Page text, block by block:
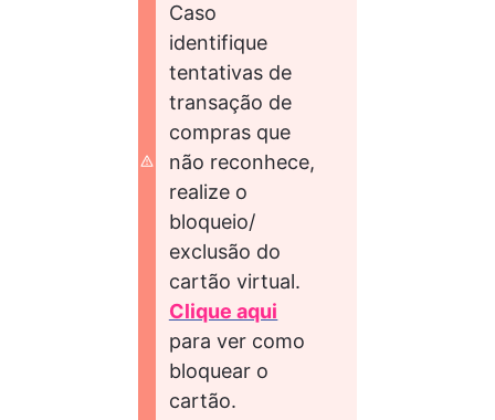
Caso
identifique
tentativas de
transação de
compras que
não reconhece,
realize o
bloqueio/
exclusão do
cartão virtual.
Clique aqui
para ver como
bloquear o
cartão.